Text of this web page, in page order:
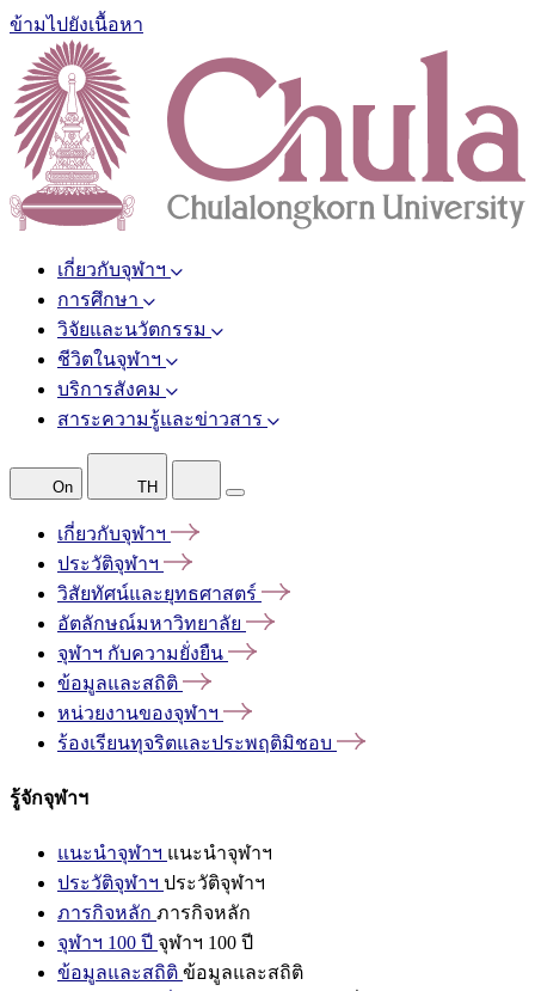
ข้ามไปยังเนื้อหา
เกี่ยวกับจุฬาฯ
การศึกษา
วิจัยและนวัตกรรม
ชีวิตในจุฬาฯ
บริการสังคม
สาระความรู้และข่าวสาร
On TH
เกี่ยวกับจุฬาฯ
ประวัติจุฬาฯ
วิสัยทัศน์และยุทธศาสตร์
อัตลักษณ์มหาวิทยาลัย
จุฬาฯ กับความยั่งยืน
ข้อมูลและสถิติ
หน่วยงานของจุฬาฯ
ร้องเรียนทุจริตและประพฤติมิชอบ
รู้จักจุฬาฯ
แนะนำจุฬาฯ แนะนำจุฬาฯ
ประวัติจุฬาฯ ประวัติจุฬาฯ
ภารกิจหลัก ภารกิจหลัก
จุฬาฯ 100 ปี จุฬาฯ 100 ปี
ข้อมูลและสถิติ ข้อมูลและสถิติ